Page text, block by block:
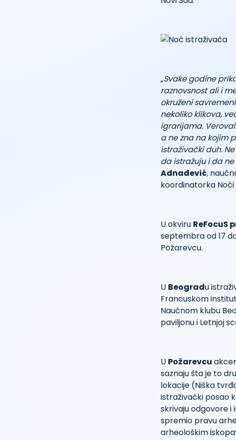
„Svake godine
raznovsnost ali i
okruženi
nekoliko klikova,
igrarijama.
a ne zna na kojim
istraživački duh.
da istražuju i da
Adnađević,
koordinatorka Noći
U okviru ReFocuS
septembra od 17
Požarevcu.
U Beogradu
Francuskom
Naučnom klubu
paviljonu i Letnjoj
U Požarevcu
saznaju šta je to
lokacije (Niška
istraživački posao
skrivaju odgovore i
spremio pravu
arheološkim